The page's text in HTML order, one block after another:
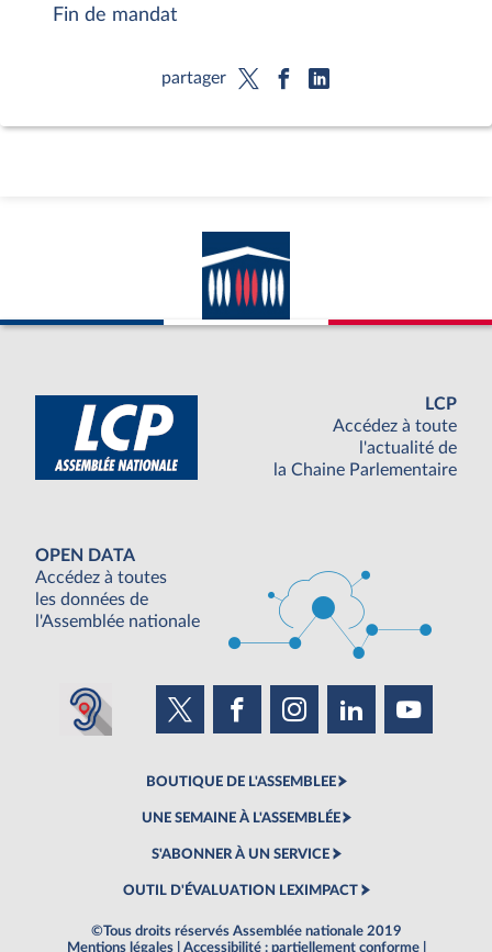
Fin de mandat
partager
LCP
Accédez à toute
l'actualité de
la Chaine Parlementaire
OPEN DATA
Accédez à toutes
les données de
l'Assemblée nationale
BOUTIQUE DE L'ASSEMBLEE
UNE SEMAINE À L'ASSEMBLÉE
S'ABONNER À UN SERVICE
OUTIL D'ÉVALUATION LEXIMPACT
©Tous droits réservés Assemblée nationale 2019
Mentions légales
Accessibilité : partiellement conforme